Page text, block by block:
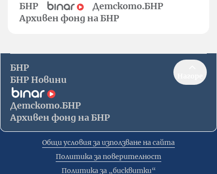
БНР
Детското.БНР
Архивен фонд на БНР
БНР
БНР Новини
Детското.БНР
Архивен фонд на БНР
Общи условия за използване на сайта
Политика за поверителност
Политика за „бисквитки“